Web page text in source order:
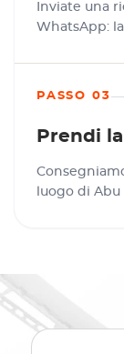
Inviate una
WhatsApp:
PASSO 03
Prendi
luogo di Abu